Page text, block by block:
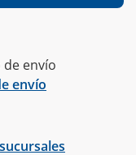
envío
envío